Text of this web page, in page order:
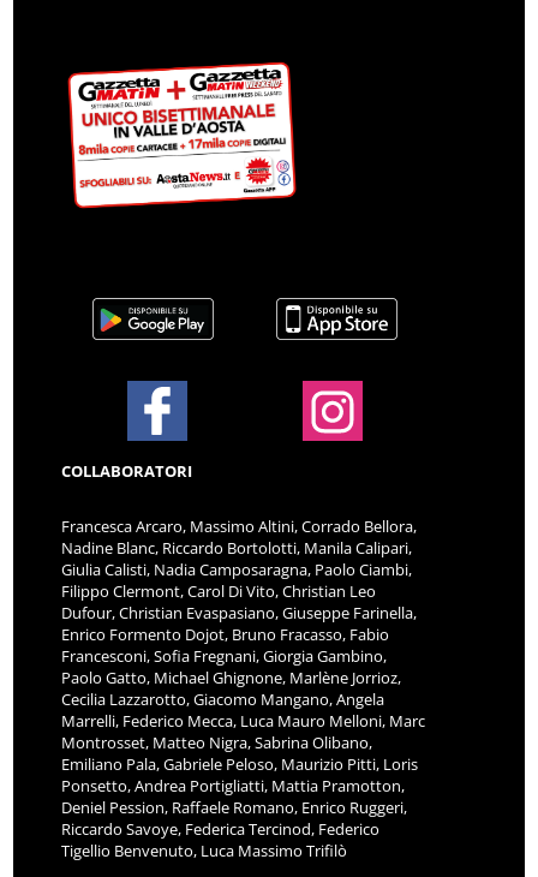
COLLABORATORI
Francesca Arcaro, Massimo Altini, Corrado Bellora,
Nadine Blanc, Riccardo Bortolotti, Manila Calipari,
Giulia Calisti, Nadia Camposaragna, Paolo Ciambi,
Filippo Clermont, Carol Di Vito, Christian Leo
Dufour, Christian Evaspasiano, Giuseppe Farinella,
Enrico Formento Dojot, Bruno Fracasso, Fabio
Francesconi, Sofia Fregnani, Giorgia Gambino,
Paolo Gatto, Michael Ghignone, Marlène Jorrioz,
Cecilia Lazzarotto, Giacomo Mangano, Angela
Marrelli, Federico Mecca, Luca Mauro Melloni, Marc
Montrosset, Matteo Nigra, Sabrina Olibano,
Emiliano Pala, Gabriele Peloso, Maurizio Pitti, Loris
Ponsetto, Andrea Portigliatti, Mattia Pramotton,
Deniel Pession, Raffaele Romano, Enrico Ruggeri,
Riccardo Savoye, Federica Tercinod, Federico
Tigellio Benvenuto, Luca Massimo Trifilò